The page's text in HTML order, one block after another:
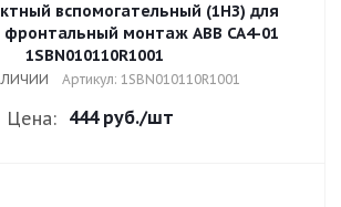
вспомогательный (1НЗ) для
фронтальный монтаж ABB CA4-01
1SBN010110R1001
Артикул: 1SBN010110R1001
Цена: 444 руб./шт